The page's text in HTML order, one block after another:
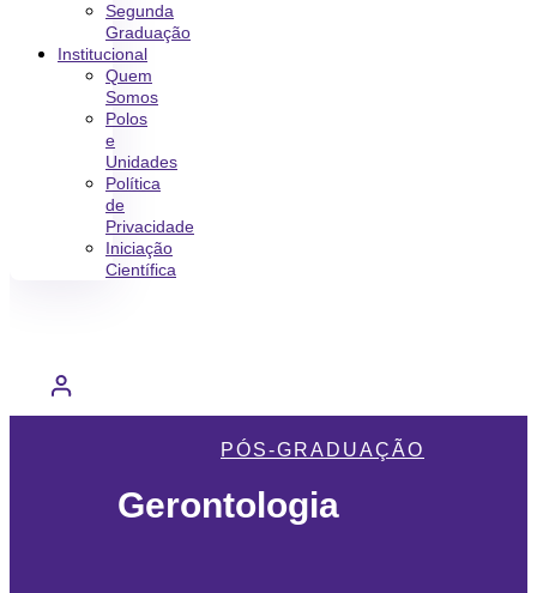
Segunda
Graduação
Institucional
Quem
Somos
Polos
e
Unidades
Política
de
Privacidade
Iniciação
Científica
PÓS-GRADUAÇÃO
Gerontologia